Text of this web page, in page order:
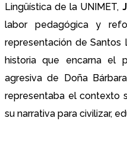
Lingüística de la UNIMET,
labor pedagógica y
representación de Santos
historia que encarna el
agresiva de Doña
representaba el contexto
su narrativa para civilizar,